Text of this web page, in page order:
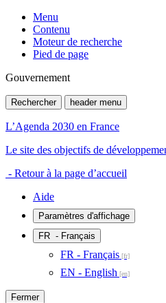
Menu
Contenu
Moteur de recherche
Pied de page
Gouvernement
Rechercher header menu
L’Agenda 2030 en France
Le site des objectifs de
- Retour à la page d’accueil
Aide
Paramètres d'affichage
FR - Français
FR - Français
EN - English
Fermer